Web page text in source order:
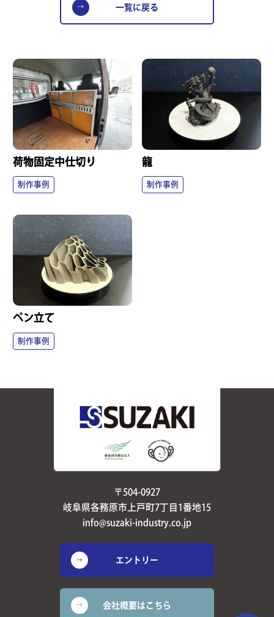
一覧に戻る
荷物固定中仕切り
制作事例
龍
制作事例
ペン立て
制作事例
〒504-0927
岐阜県各務原市上戸町7丁目1番地15
info@suzaki-industry.co.jp
エントリー
会社概要はこちら